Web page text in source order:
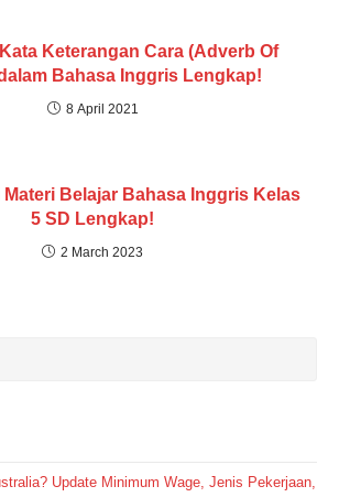
Keterangan Cara (Adverb Of
Bahasa Inggris Lengkap!
8 April 2021
Materi Belajar Bahasa Inggris Kelas
5 SD Lengkap!
2 March 2023
Update Minimum Wage, Jenis Pekerjaan,